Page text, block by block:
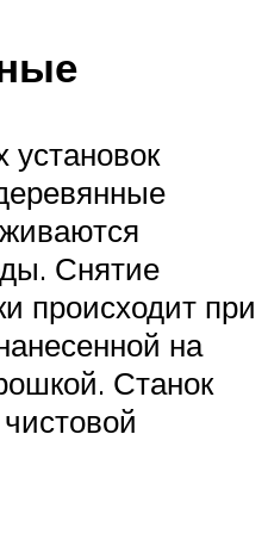
Снятие
происходит при
на
Станок